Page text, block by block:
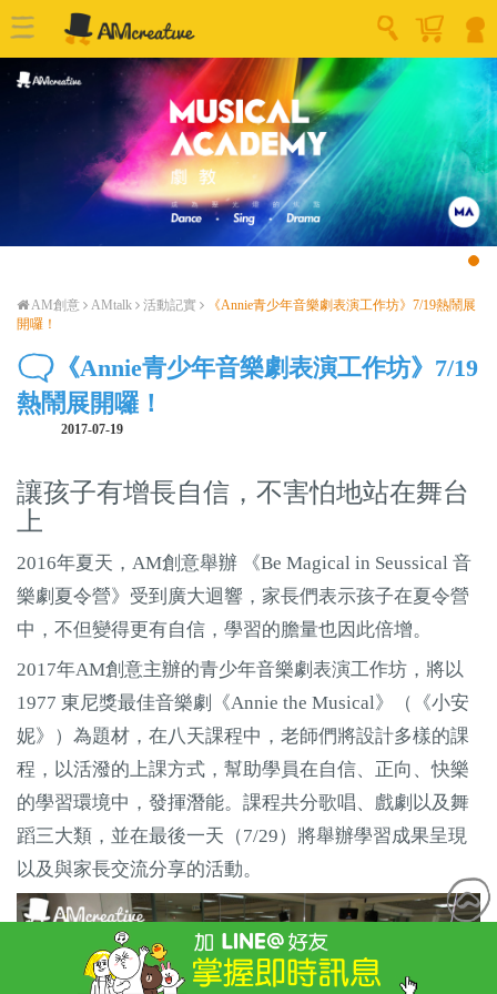
AM創意 AMtalk 活動記實
《Annie青少年音樂劇表演工作坊》7/19熱鬧展
開囉！
《Annie青少年音樂劇表演工作坊》7/19
熱鬧展開囉！
2017-07-19
讓孩子有增長自信，不害怕地站在舞台
上
2016年夏天，AM創意舉辦 《Be Magical in Seussical 音
樂劇夏令營》受到廣大迴響，家長們表示孩子在夏令營
中，不但變得更有自信，學習的膽量也因此倍增。
2017年AM創意主辦的青少年音樂劇表演工作坊，將以
1977 東尼獎最佳音樂劇《Annie the Musical》（《小安
妮》）為題材，在八天課程中，老師們將設計多樣的課
程，以活潑的上課方式，幫助學員在自信、正向、快樂
的學習環境中，發揮潛能。課程共分歌唱、戲劇以及舞
蹈三大類，並在最後一天（7/29）將舉辦學習成果呈現
以及與家長交流分享的活動。